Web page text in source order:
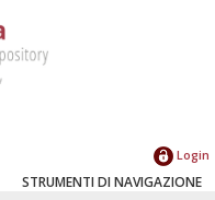
Login
STRUMENTI DI NAVIGAZIONE